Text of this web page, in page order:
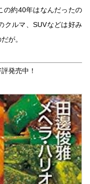
の約40年はなんだったの
クルマ、SUVなどは好み
が。
発売中！